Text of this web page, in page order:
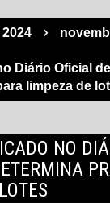
2024
Diário Oficial
limpeza de
NO